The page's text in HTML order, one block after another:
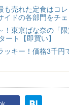
も売れた定食はコ
イドの各部門をチェ
！東京ばな奈の「
ート【即買い】
ッキー！価格3千円